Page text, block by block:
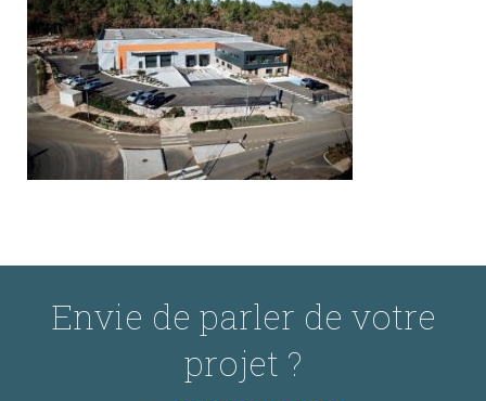
Envie de parler de votre
projet ?